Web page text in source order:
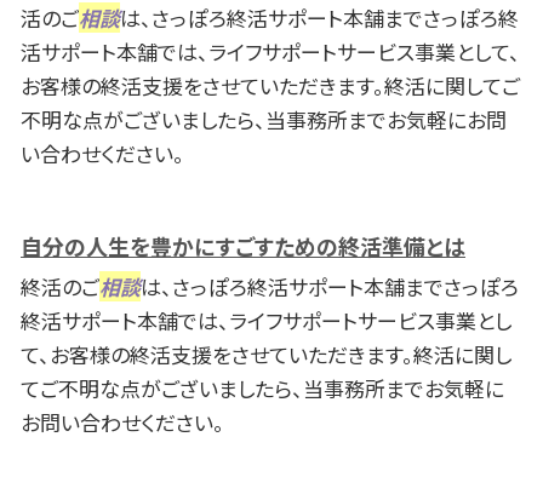
活のご相談は、さっぽろ終活サポート本舗までさっぽろ終
活サポート本舗では、ライフサポートサービス事業として、
お客様の終活支援をさせていただきます。終活に関してご
不明な点がございましたら、当事務所までお気軽にお問
い合わせください。
自分の人生を豊かにすごすための終活準備とは
終活のご相談は、さっぽろ終活サポート本舗までさっぽろ
終活サポート本舗では、ライフサポートサービス事業とし
て、お客様の終活支援をさせていただきます。終活に関し
てご不明な点がございましたら、当事務所までお気軽に
お問い合わせください。